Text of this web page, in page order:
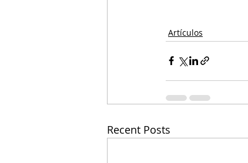
Artículos
Recent Posts